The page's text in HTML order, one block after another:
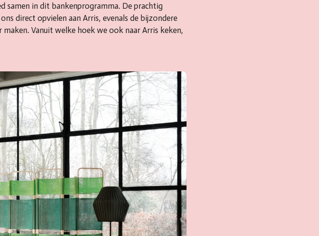
samen in dit bankenprogramma. De prachtig
direct opvielen aan Arris, evenals de bijzondere
Vanuit welke hoek we ook naar Arris keken,